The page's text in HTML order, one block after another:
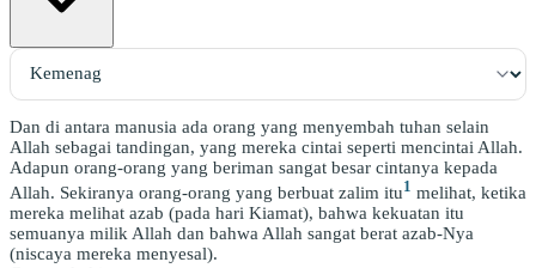
Dan di antara manusia ada orang yang menyembah tuhan selain
Allah sebagai tandingan, yang mereka cintai seperti mencintai Allah.
Adapun orang-orang yang beriman sangat besar cintanya kepada
Allah. Sekiranya orang-orang yang berbuat zalim itu1 melihat, ketika
mereka melihat azab (pada hari Kiamat), bahwa kekuatan itu
semuanya milik Allah dan bahwa Allah sangat berat azab-Nya
(niscaya mereka menyesal).